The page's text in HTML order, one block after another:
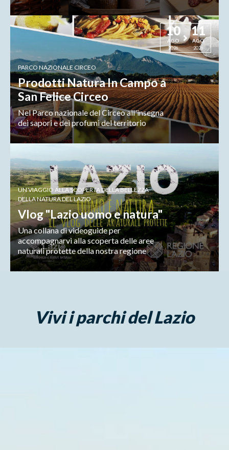
10
AGO
2026
11
AGO
2026
PARCO NAZIONALE CIRCEO
Prodotti Natura In Campo a
San Felice Circeo
Nel Parco nazionale del Circeo all'insegna
dei sapori e dei profumi del territorio
UN VIAGGIO ALLA SCOPERTA DELLA BELLEZZA
DELLA NATURA DEL LAZIO
Vlog "Lazio uomo e natura"
Una collana di videoguide per
accompagnarvi alla scoperta delle aree
naturali protette della nostra regione
Vivi i parchi del Lazio